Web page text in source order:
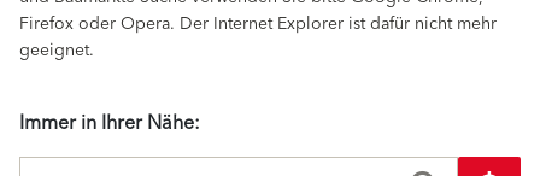
Firefox oder Opera. Der Internet Explorer ist dafür nicht mehr
geeignet.
Immer in Ihrer Nähe: